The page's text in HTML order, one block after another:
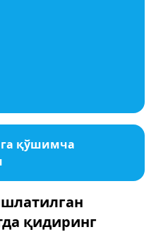
қўшимча
қидиринг